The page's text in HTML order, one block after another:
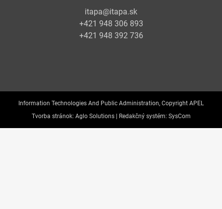
itapa@itapa.sk
+421 948 306 893
+421 948 392 736
Information Technologies And Public Administration, Copyright APEL
Tvorba stránok: Aglo Solutions | Redakčný systém: SysCom